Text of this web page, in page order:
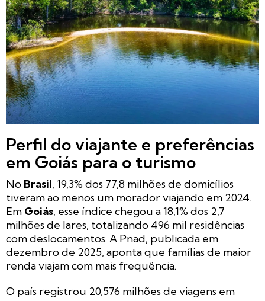
Perfil do viajante e preferências
em Goiás para o turismo
No Brasil, 19,3% dos 77,8 milhões de domicílios
tiveram ao menos um morador viajando em 2024.
Em Goiás, esse índice chegou a 18,1% dos 2,7
milhões de lares, totalizando 496 mil residências
com deslocamentos. A Pnad, publicada em
dezembro de 2025, aponta que famílias de maior
renda viajam com mais frequência.
O país registrou 20,576 milhões de viagens em